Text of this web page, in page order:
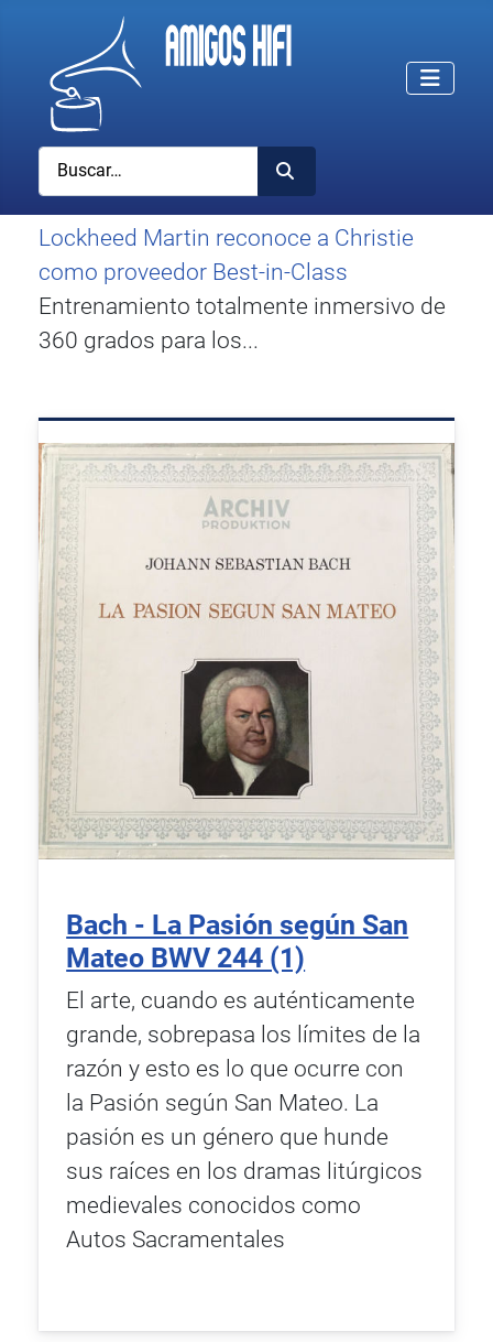
Buscar
Lockheed Martin reconoce a Christie
como proveedor Best-in-Class
Entrenamiento totalmente inmersivo de
360 grados para los...
Bach - La Pasión según San
Mateo BWV 244 (1)
El arte, cuando es auténticamente
grande, sobrepasa los límites de la
razón y esto es lo que ocurre con
la Pasión según San Mateo. La
pasión es un género que hunde
sus raíces en los dramas litúrgicos
medievales conocidos como
Autos Sacramentales